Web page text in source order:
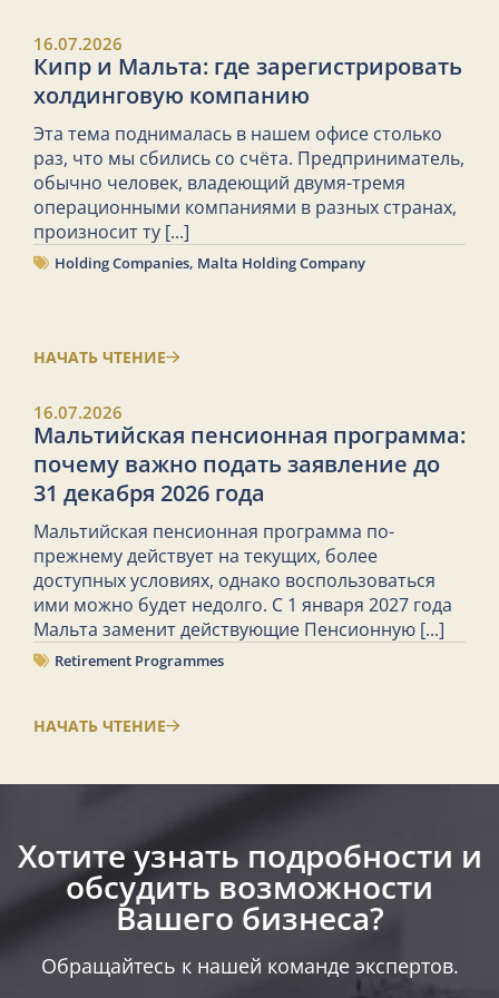
16.07.2026
Кипр и Мальта: где зарегистрировать
холдинговую компанию
Эта тема поднималась в нашем офисе столько
раз, что мы сбились со счёта. Предприниматель,
обычно человек, владеющий двумя-тремя
операционными компаниями в разных странах,
произносит ту [...]
Holding Companies, Malta Holding Company
НАЧАТЬ ЧТЕНИЕ
16.07.2026
Мальтийская пенсионная программа:
почему важно подать заявление до
31 декабря 2026 года
Мальтийская пенсионная программа по-
прежнему действует на текущих, более
доступных условиях, однако воспользоваться
ими можно будет недолго. С 1 января 2027 года
Мальта заменит действующие Пенсионную [...]
Retirement Programmes
НАЧАТЬ ЧТЕНИЕ
Хотите узнать подробности и
обсудить возможности
Вашего бизнеса?​
Обращайтесь к нашей команде экспертов.